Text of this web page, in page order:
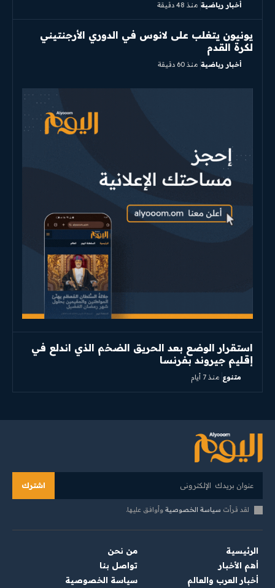
أخبار رياضية منذ 48 دقيقة
يونيون يتغلب على لانوس في الدوري الأرجنتيني
لكرة القدم
أخبار رياضية منذ 60 دقيقة
استقرار الوضع بعد الحريق الضخم الذي اندلع في
إقليم جيروند بفرنسا
متنوع منذ 7 أيام
اشترك
لقد قرأت سياسة الخصوصية وأوافق عليها.
الرئيسية
أهم الأخبار
أخبار العرب والعالم
من نحن
تواصل بنا
سياسة الخصوصية